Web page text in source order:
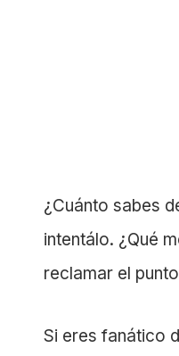
¿Cuánto sabes
intentálo. ¿Qué
reclamar el
Si eres fanático